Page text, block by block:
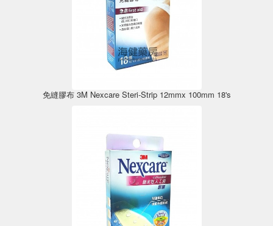
免縫膠布 3M Nexcare Steri-Strip 12mmx 100mm 18's